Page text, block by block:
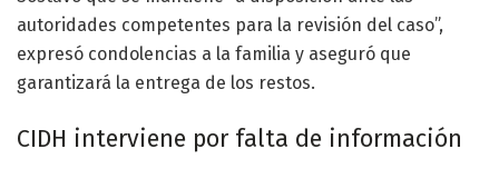
autoridades competentes para la revisión del caso”,
expresó condolencias a la familia y aseguró que
garantizará la entrega de los restos.
CIDH interviene por falta de información